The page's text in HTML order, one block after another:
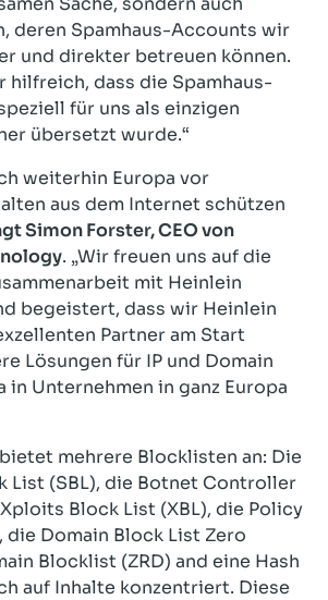
deren Spamhaus-Accounts wir
und direkter betreuen können.
hilfreich, dass die Spamhaus-
für uns als einzigen
übersetzt wurde.“
weiterhin Europa vor
aus dem Internet schützen
Simon Forster, CEO von
. „Wir freuen uns auf die
mit Heinlein
begeistert, dass wir Heinlein
Partner am Start
Lösungen für IP und Domain
in Unternehmen in ganz Europa
mehrere Blocklisten an: Die
List (SBL), die Botnet Controller
Block List (XBL), die Policy
die Domain Block List Zero
Blocklist (ZRD) and eine Hash
auf Inhalte konzentriert. Diese